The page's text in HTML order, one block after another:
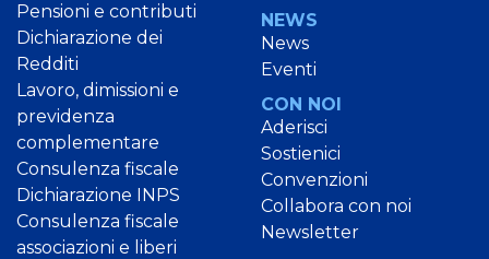
Pensioni e contributi
Dichiarazione dei
Redditi
Lavoro, dimissioni e
previdenza
complementare
Consulenza fiscale
Dichiarazione INPS
Consulenza fiscale
associazioni e liberi
NEWS
News
Eventi
CON NOI
Aderisci
Sostienici
Convenzioni
Collabora con noi
Newsletter